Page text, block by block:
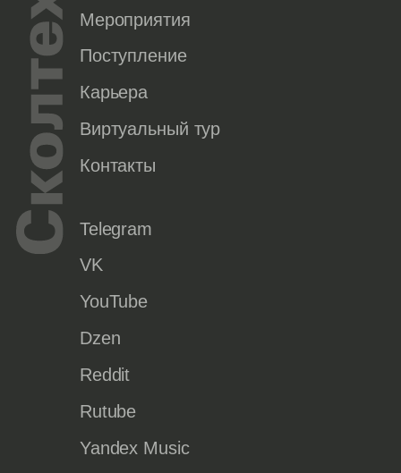
Мероприятия
Поступление
Карьера
Виртуальный тур
Контакты
Telegram
VK
YouTube
Dzen
Reddit
Rutube
Yandex Music